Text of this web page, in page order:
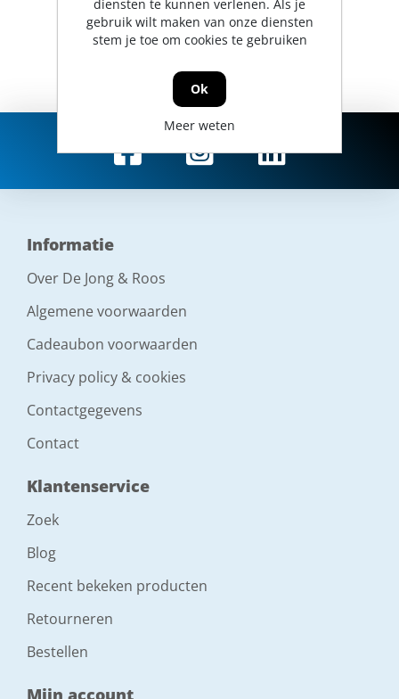
Informatie
Over De Jong & Roos
Algemene voorwaarden
Cadeaubon voorwaarden
Privacy policy & cookies
Contactgegevens
Contact
Klantenservice
Zoek
Blog
Recent bekeken producten
Retourneren
Bestellen
Mijn account
diensten te kunnen verlenen. Als je
gebruik wilt maken van onze diensten
stem je toe om cookies te gebruiken
Ok
Meer weten